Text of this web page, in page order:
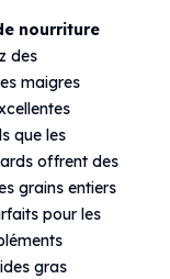
nourriture
des
maigres
que les
offrent des
grains entiers
pour les
gras